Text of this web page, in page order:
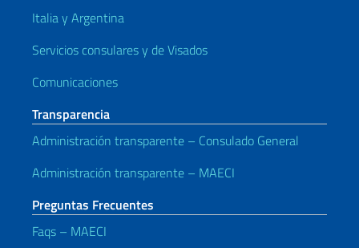
Italia y Argentina
Servicios consulares y de Visados
Comunicaciones
Transparencia
Administración transparente – Consulado General
Administración transparente – MAECI
Preguntas Frecuentes
Faqs – MAECI